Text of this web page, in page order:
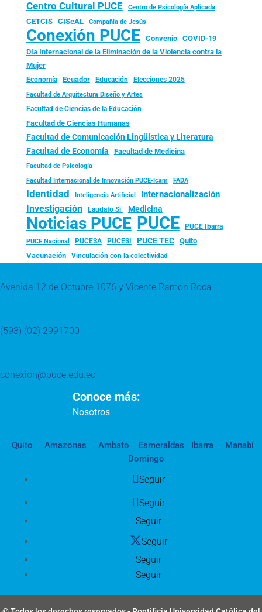
Centro Cultural PUCE Centro de Psicología Aplicada
CETCIS CISeAL Compañía de Jesús
Conexión PUCE Convenio
COVID-19
Día Internacional de la Eliminación de la Violencia contra la
Mujer
Economía Ecuador Educación Elecciones 2025
Facultad de Arquitectura Diseño y Artes
Facultad de Ciencias de la Educación
Facultad de Ciencias Humanas
Facultad de Comunicación Lingüística y Literatura
Facultad de Economía Facultad de Medicina
Facultad de Psicología
Facultad Internacional de Innovación PUCE-Icam FADA
Identidad Inteligencia Artificial Internacionalización
Investigación Laudato Si’ Medicina
Noticias PUCE PUCE PUCE Ibarra
PUCE Nacional PUCESA PUCESI PUCE TEC
Quito
Vacunación
Vinculación con la colectividad
Avenida 12 de Octubre 1076 y Vicente Ramón Roca
(593) (02) 2991700
conexion@puce.edu.ec
Conoce más:
Nosotros
Quito Amazonas Ambato Esmeraldas Ibarra
Manabí
Domingo
Seguir
Seguir
Seguir
Seguir
Seguir
Seguir